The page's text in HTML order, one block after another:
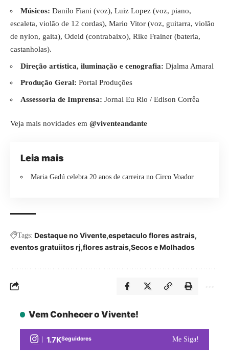
Músicos: Danilo Fiani (voz), Luiz Lopez (voz, piano,
escaleta, violão de 12 cordas), Mario Vitor (voz, guitarra, violão
de nylon, gaita), Odeid (contrabaixo), Rike Frainer (bateria,
castanholas).
Direção artística, iluminação e cenografia: Djalma Amaral
Produção Geral: Portal Produções
Assessoria de Imprensa: Jornal Eu Rio / Edison Corrêa
Veja mais novidades em @viventeandante
Leia mais
Maria Gadú celebra 20 anos de carreira no Circo Voador
Tags: Destaque no Vivente espetaculo flores astrais
eventos gratuiitos rj flores astrais Secos e Molhados
Vem Conhecer o Vivente!
1.7KSeguidores Me Siga!